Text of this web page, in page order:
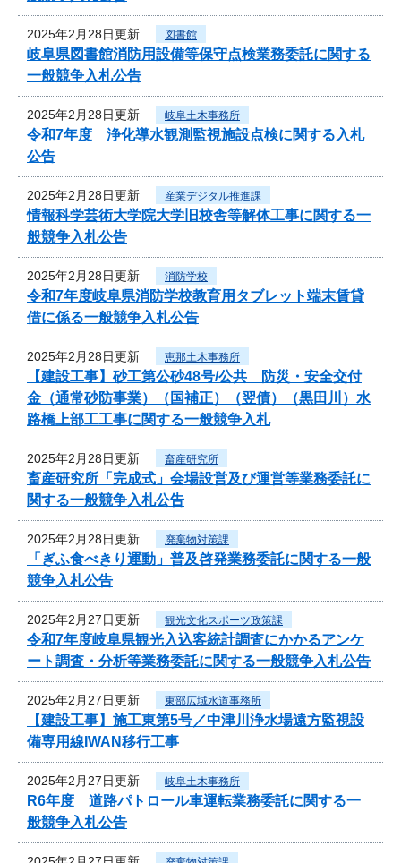
2025年2月28日更新 図書館
岐阜県図書館消防用設備等保守点検業務委託に関する
一般競争入札公告
2025年2月28日更新 岐阜土木事務所
令和7年度 浄化導水観測監視施設点検に関する入札
公告
2025年2月28日更新 産業デジタル推進課
情報科学芸術大学院大学旧校舎等解体工事に関する一
般競争入札公告
2025年2月28日更新 消防学校
令和7年度岐阜県消防学校教育用タブレット端末賃貸
借に係る一般競争入札公告
2025年2月28日更新 恵那土木事務所
【建設工事】砂工第公砂48号/公共 防災・安全交付
金（通常砂防事業）（国補正）（翌債）（黒田川）水
路橋上部工工事に関する一般競争入札
2025年2月28日更新 畜産研究所
畜産研究所「完成式」会場設営及び運営等業務委託に
関する一般競争入札公告
2025年2月28日更新 廃棄物対策課
「ぎふ食べきり運動」普及啓発業務委託に関する一般
競争入札公告
2025年2月27日更新 観光文化スポーツ政策課
令和7年度岐阜県観光入込客統計調査にかかるアンケ
ート調査・分析等業務委託に関する一般競争入札公告
2025年2月27日更新 東部広域水道事務所
【建設工事】施工東第5号／中津川浄水場遠方監視設
備専用線IWAN移行工事
2025年2月27日更新 岐阜土木事務所
R6年度 道路パトロール車運転業務委託に関する一
般競争入札公告